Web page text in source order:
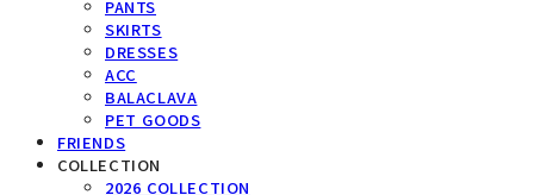
PANTS
SKIRTS
DRESSES
ACC
BALACLAVA
PET GOODS
FRIENDS
COLLECTION
2026 COLLECTION